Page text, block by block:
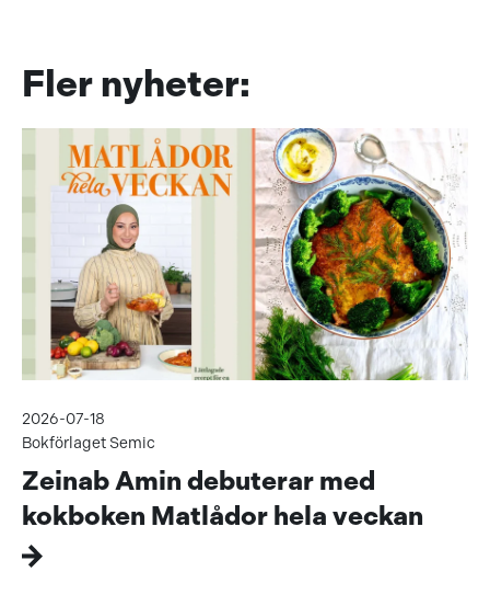
Fler nyheter:
2026-07-18
Bokförlaget Semic
Zeinab Amin debuterar med
kokboken Matlådor hela veckan